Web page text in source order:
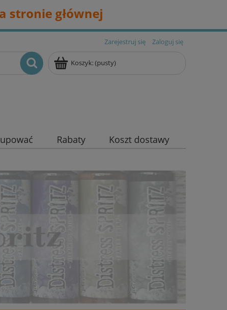
stronie głównej
Zarejestruj się Zaloguj się
Koszyk:(pusty)
Rabaty Koszt dostawy